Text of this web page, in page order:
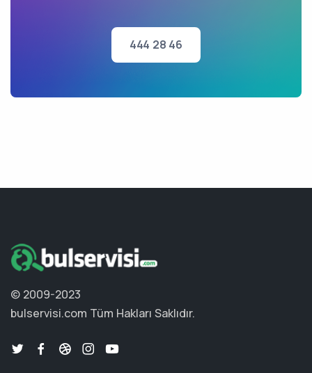
444 28 46
© 2009-2023
bulservisi.com Tüm Hakları Saklıdır.